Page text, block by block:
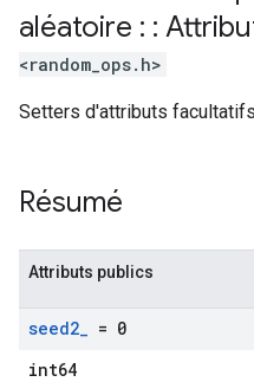
aléatoire : :
<random_ops.h>
Setters d'attributs
Résumé
Attributs publics
seed2_ = 0
int64